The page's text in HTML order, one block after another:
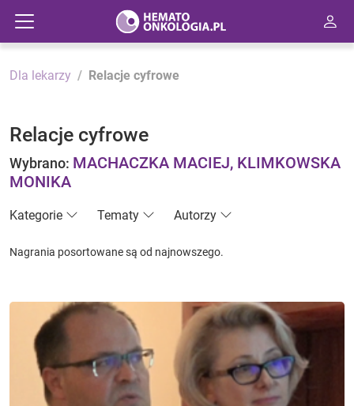
Dla lekarzy Relacje cyfrowe
Relacje cyfrowe
Wybrano: MACHACZKA MACIEJ, KLIMKOWSKA
MONIKA
Kategorie Tematy Autorzy
Nagrania posortowane są od najnowszego.